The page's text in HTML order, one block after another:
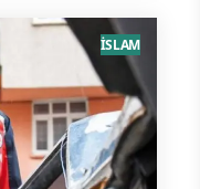
İSLAM